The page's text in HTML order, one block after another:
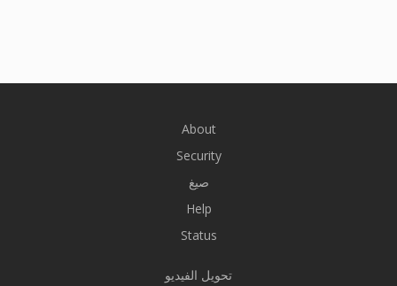
About
Security
صيغ
Help
Status
تحويل الفيديو